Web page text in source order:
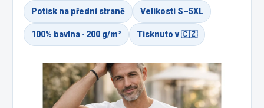
Potisk na přední straně Velikosti S–5XL
100% bavlna · 200 g/m² Tisknuto v 🇨🇿